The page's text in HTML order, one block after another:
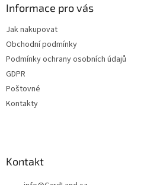
Informace pro vás
Jak nakupovat
Obchodní podmínky
Podmínky ochrany osobních údajů
GDPR
Poštovné
Kontakty
Kontakt